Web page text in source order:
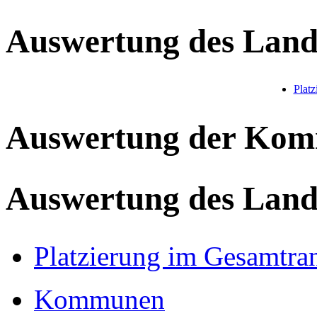
Auswertung des
Auswertung der
Auswertung des
Platzierung im
Kommunen